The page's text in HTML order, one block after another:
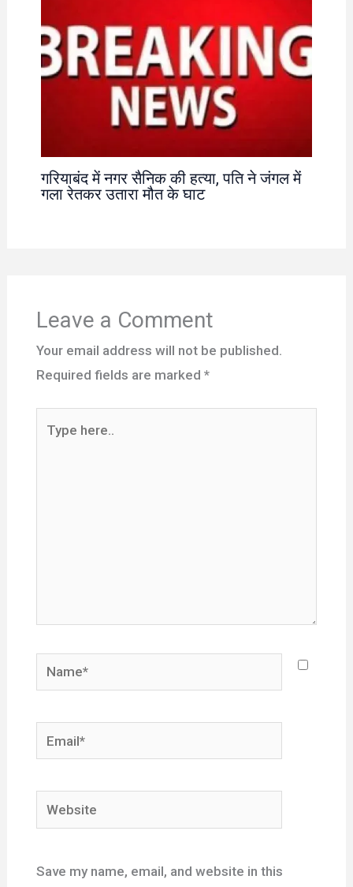
गरियाबंद में नगर सैनिक की हत्या, पति ने जंगल में
गला रेतकर उतारा मौत के घाट
Leave a Comment
Your email address will not be published.
Required fields are marked *
Name*
Email*
Website
Save my name, email, and website in this